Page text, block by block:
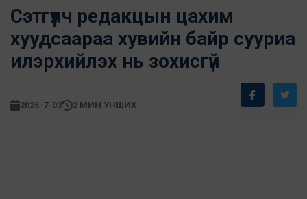
Сэтгүүлч редакцын цахим
хуудсаараа хувийн байр сууриа
илэрхийлэх нь зохисгүй
2026-7-03 2 МИН УНШИХ